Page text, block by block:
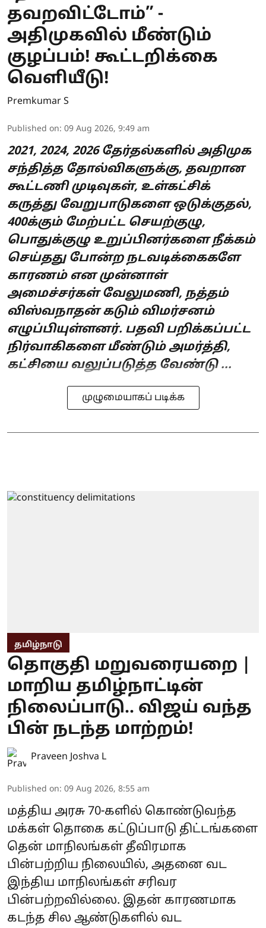
தவறவிட்டோம்” -
அதிமுகவில் மீண்டும்
குழப்பம்! கூட்டறிக்கை
வெளியீடு!
Premkumar S
Published on: 09 Aug 2026, 9:49 am
2021, 2024, 2026 தேர்தல்களில் அதிமுக
சந்தித்த தோல்விகளுக்கு, தவறான
கூட்டணி முடிவுகள், உள்கட்சிக்
கருத்து வேறுபாடுகளை ஒடுக்குதல்,
400க்கும் மேற்பட்ட செயற்குழு,
பொதுக்குழு உறுப்பினர்களை நீக்கம்
செய்தது போன்ற நடவடிக்கைகளே
காரணம் என முன்னாள்
அமைச்சர்கள் வேலுமணி, நத்தம்
விஸ்வநாதன் கடும் விமர்சனம்
எழுப்பியுள்ளனர். பதவி பறிக்கப்பட்ட
நிர்வாகிகளை மீண்டும் அமர்த்தி,
கட்சியை வலுப்படுத்த வேண்டு ...
முழுமையாகப் படிக்க
தமிழ்நாடு
தொகுதி மறுவரையறை |
மாறிய தமிழ்நாட்டின்
நிலைப்பாடு.. விஜய் வந்த
பின் நடந்த மாற்றம்!
Praveen Joshva L
Published on: 09 Aug 2026, 8:55 am
மத்திய அரசு 70-களில் கொண்டுவந்த
மக்கள் தொகை கட்டுப்பாடு திட்டங்களை
தென் மாநிலங்கள் தீவிரமாக
பின்பற்றிய நிலையில், அதனை வட
இந்திய மாநிலங்கள் சரிவர
பின்பற்றவில்லை. இதன் காரணமாக
கடந்த சில ஆண்டுகளில் வட